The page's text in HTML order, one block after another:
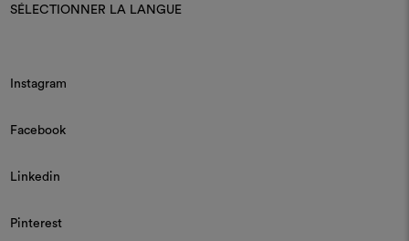
SÉLECTIONNER LA LANGUE
Instagram
Facebook
Linkedin
Pinterest